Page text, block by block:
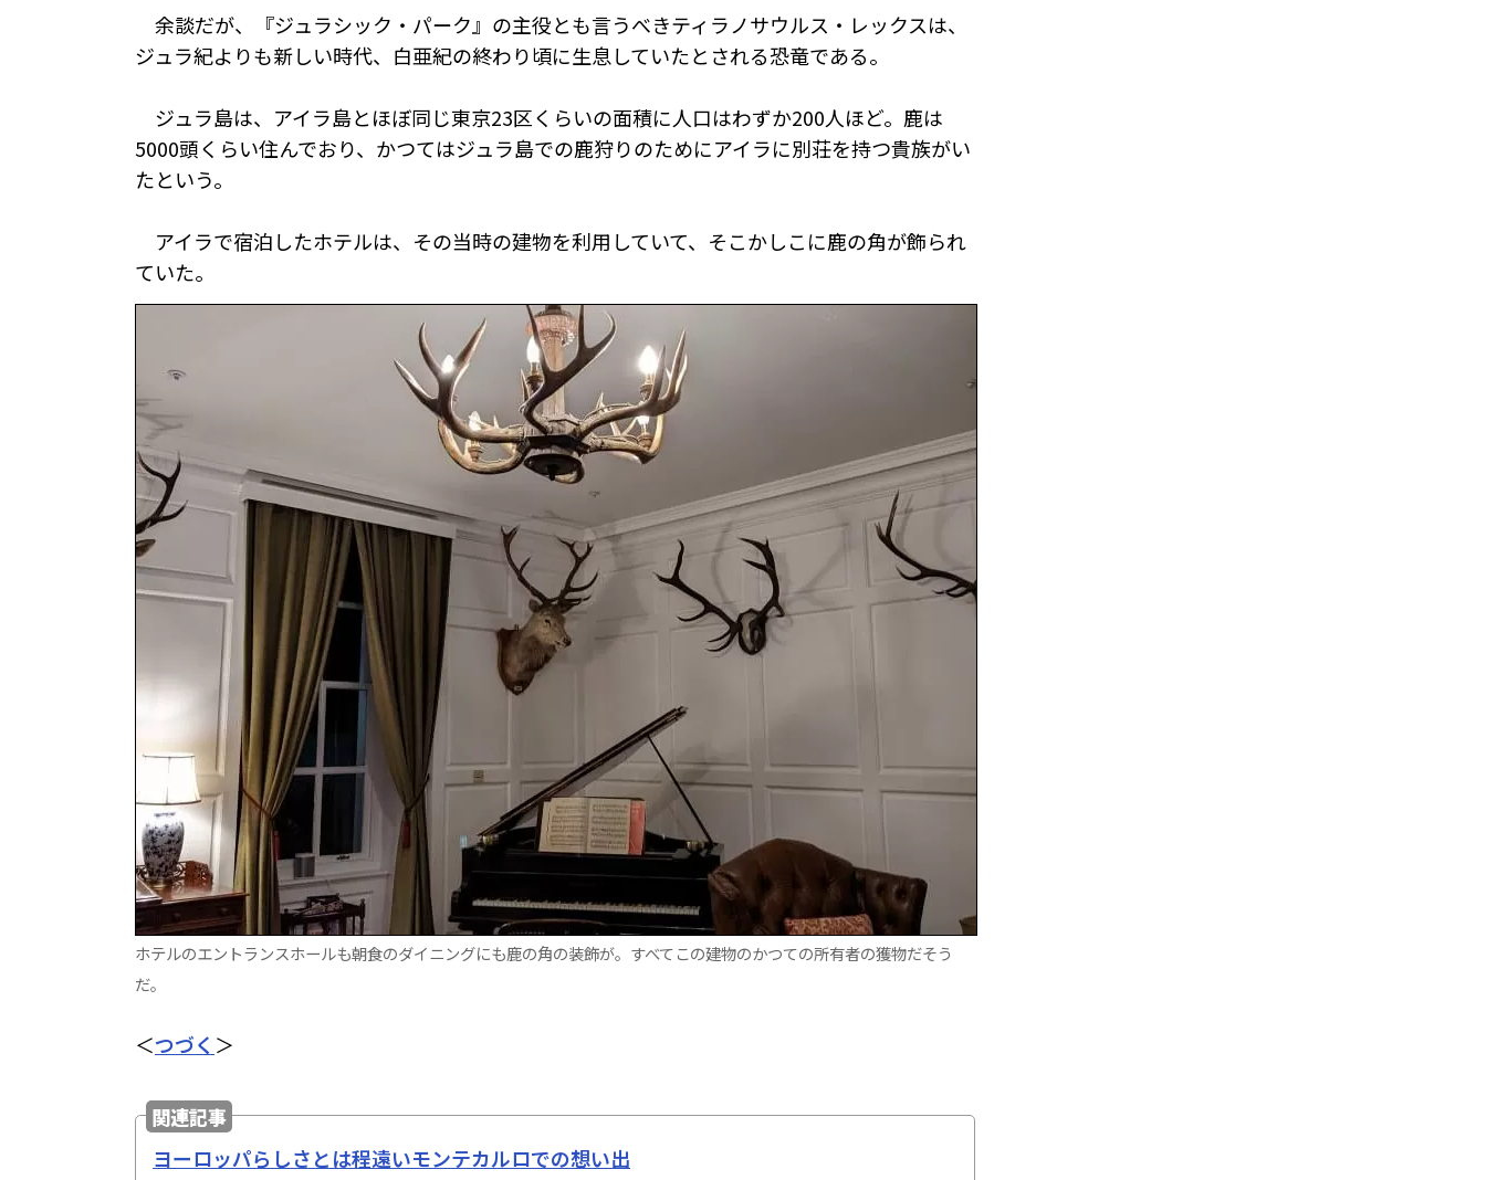
余談だが、『ジュラシック・パーク』の主役とも言うべきティラノサウルス・レックスは、
ジュラ紀よりも新しい時代、白亜紀の終わり頃に生息していたとされる恐竜である。
ジュラ島は、アイラ島とほぼ同じ東京23区くらいの面積に人口はわずか200人ほど。鹿は
5000頭くらい住んでおり、かつてはジュラ島での鹿狩りのためにアイラに別荘を持つ貴族がい
たという。
アイラで宿泊したホテルは、その当時の建物を利用していて、そこかしこに鹿の角が飾られ
ていた。
ホテルのエントランスホールも朝食のダイニングにも鹿の角の装飾が。すべてこの建物のかつての所有者の獲物だそう
だ。
＜つづく ＞
関連記事
ヨーロッパらしさとは程遠いモンテカルロでの想い出